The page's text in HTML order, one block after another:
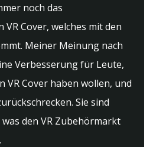
noch das
Cover, welches mit den
Meiner Meinung nach
Verbesserung für Leute,
VR Cover haben wollen, und
Sie sind
den VR Zubehörmarkt